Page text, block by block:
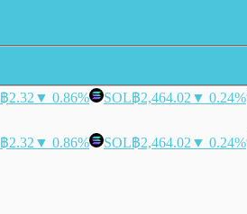
฿2.32 ▼ 0.86% SOL฿2,464.02 ▼ 0.24%
฿2.32 ▼ 0.86% SOL฿2,464.02 ▼ 0.24%